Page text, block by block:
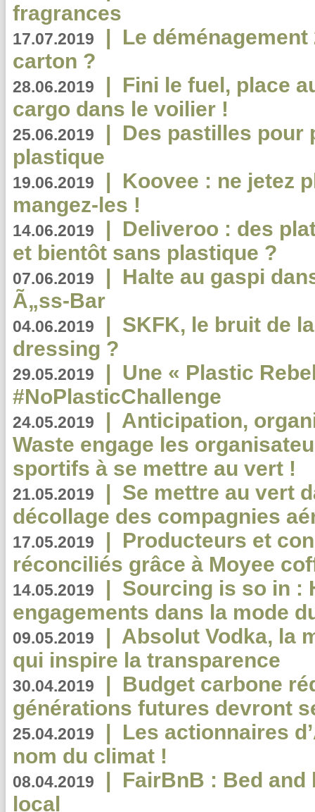
fragrances
17.07.2019 | Le
carton ?
28.06.2019 | Fini le fuel, place
cargo dans le voilier !
25.06.2019 | Des pastilles pour
plastique
19.06.2019 | Koovee : ne jetez
mangez-les !
14.06.2019 | Deliveroo : des
et bientôt sans plastique ?
07.06.2019 | Halte au gaspi
Ã„ss-Bar
04.06.2019 | SKFK, le bruit de
dressing ?
29.05.2019 | Une « Plastic
#NoPlasticChallenge
24.05.2019 | Anticipation,
Waste engage les
sportifs à se mettre au vert !
21.05.2019 | Se mettre au vert
décollage des compagnies
17.05.2019 | Producteurs et
réconciliés grâce à Moyee
14.05.2019 | Sourcing is so in :
engagements dans la mode
09.05.2019 | Absolut Vodka, la
qui inspire la transparence
30.04.2019 | Budget carbone
générations futures devront
25.04.2019 | Les actionnaires
nom du climat !
08.04.2019 | FairBnB : Bed
local